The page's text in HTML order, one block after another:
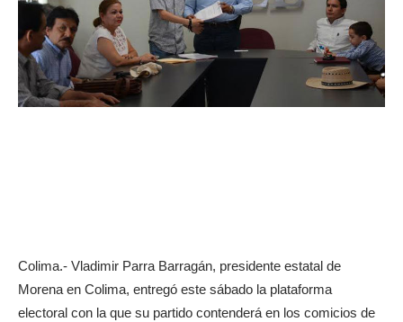
Colima.- Vladimir Parra Barragán, presidente estatal de
Morena en Colima, entregó este sábado la plataforma
electoral con la que su partido contenderá en los comicios de